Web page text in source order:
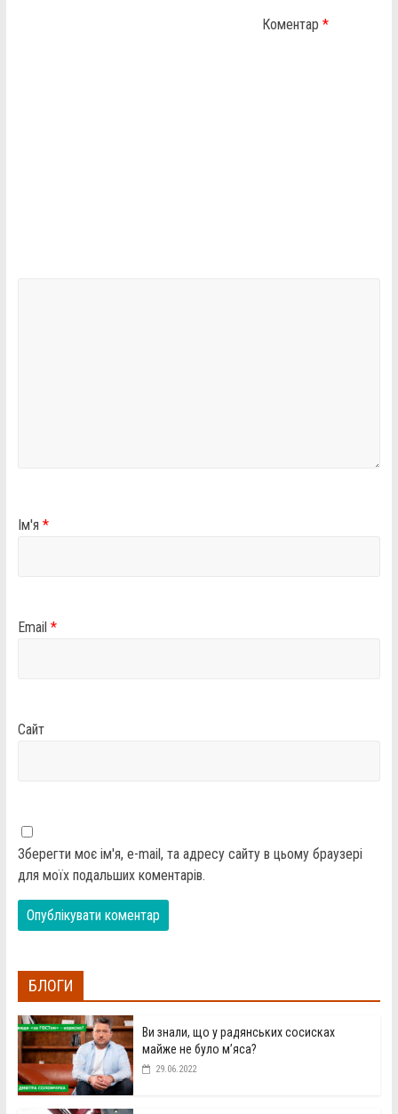
Коментар*
Ім'я *
Email *
Сайт
Зберегти моє ім'я, e-mail, та адресу сайту в цьому браузері
для моїх подальших коментарів.
БЛОГИ
Ви знали, що у радянських сосисках
майже не було м’яса?
29.06.2022